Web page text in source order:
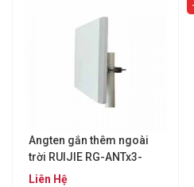
Angten gắn thêm ngoài
trời RUIJIE RG-ANTx3-
5800D
Liên Hệ